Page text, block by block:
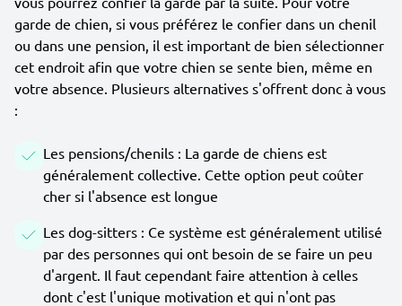
garde de chien, si vous préférez le confier dans un chenil
ou dans une pension, il est important de bien sélectionner
cet endroit afin que votre chien se sente bien, même en
votre absence. Plusieurs alternatives s'offrent donc à vous
:
Les pensions/chenils : La garde de chiens est
généralement collective. Cette option peut coûter
cher si l'absence est longue
Les dog-sitters : Ce système est généralement utilisé
par des personnes qui ont besoin de se faire un peu
d'argent. Il faut cependant faire attention à celles
dont c'est l'unique motivation et qui n'ont pas